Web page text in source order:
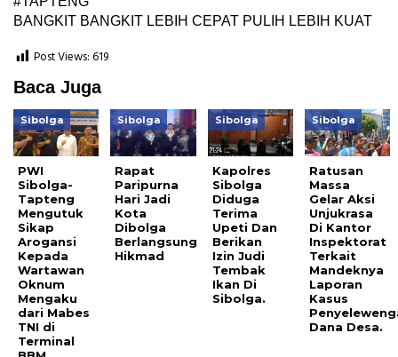
BANGKIT BANGKIT LEBIH CEPAT PULIH LEBIH KUAT
Post Views:619
Baca Juga
Sibolga
PWI
Sibolga-
Tapteng
Mengutuk
Sikap
Arogansi
Kepada
Wartawan
Oknum
Mengaku
dari Mabes
TNI di
Terminal
Sibolga
Rapat
Paripurna
Hari Jadi
Kota
Dibolga
Berlangsung
Hikmad
Sibolga
Kapolres
Sibolga
Diduga
Terima
Upeti Dan
Berikan
Izin Judi
Tembak
Ikan Di
Sibolga.
Sibolga
Ratusan
Massa
Gelar Aksi
Unjukrasa
Di Kantor
Inspektorat
Terkait
Mandeknya
Laporan
Kasus
Dana Desa.